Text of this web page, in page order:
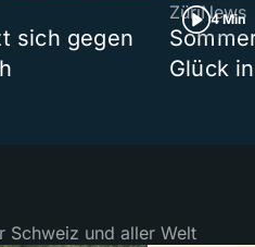
sich gegen
4 Min
ZüriNews
Glück
Schweiz und aller Welt